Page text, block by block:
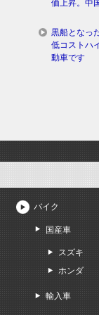
価上昇。中
黒船となっ
低コストハ
動車です
バイク
国産車
スズキ
ホンダ
輸入車